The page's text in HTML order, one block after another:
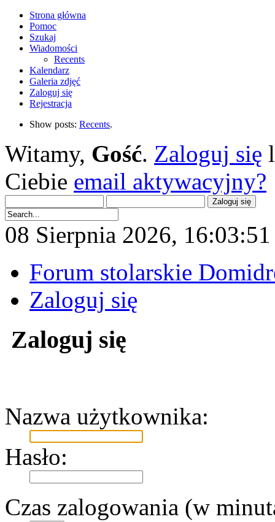
Strona główna
Pomoc
Szukaj
Wiadomości
Recents
Kalendarz
Galeria zdjęć
Zaloguj się
Rejestracja
Show posts: Recents.
Witamy, Gość. Zaloguj się
Ciebie email aktywacyjny?
08 Sierpnia 2026,
Forum stolarskie
Zaloguj się
Zaloguj się
Nazwa użytkownika:
Hasło:
Czas zalogowania (w